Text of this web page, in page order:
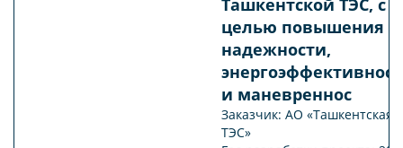
Ташкентской ТЭС, с
целью повышения
надежности,
и маневреннос
Заказчик: АО «Ташкентская
ТЭС»